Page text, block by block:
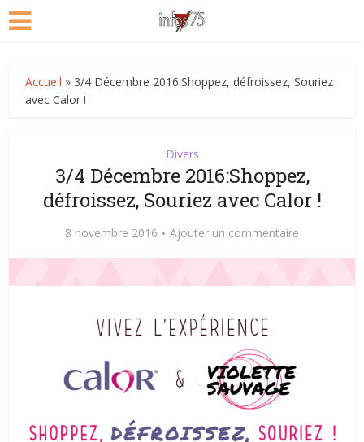
Accueil » 3/4 Décembre 2016:Shoppez, défroissez, Souriez
avec Calor !
Divers
3/4 Décembre 2016:Shoppez,
défroissez, Souriez avec Calor !
8 novembre 2016 Ajouter un commentaire